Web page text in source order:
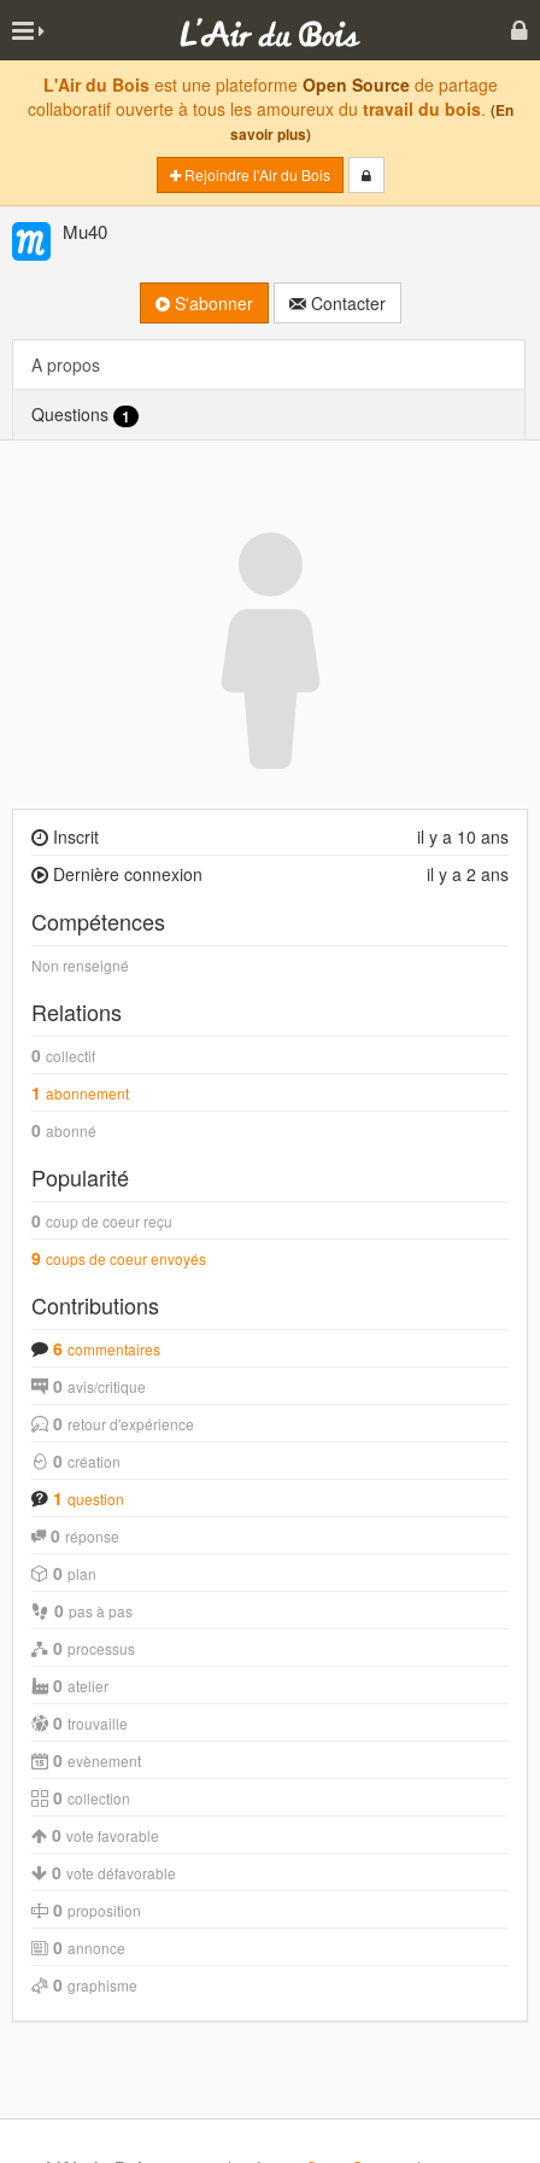
L'Air du Boisest une plateforme Open Sourcede partage
collaboratif ouverte à tous les amoureux du travail du bois. (En
savoir plus)
Rejoindre l'Air du Bois
Mu40
S'abonner Contacter
A propos
Questions 1
il y a 10 ans
Inscrit
il y a 2 ans
Dernière connexion
Compétences
Non renseigné
Relations
0 collectif
1 abonnement
0 abonné
Popularité
0 coup de coeur reçu
9 coups de coeur envoyés
Contributions
6 commentaires
0 avis/critique
0 retour d'expérience
0 création
1 question
0 réponse
0 plan
0 pas à pas
0 processus
0 atelier
0 trouvaille
0 evènement
0 collection
0 vote favorable
0 vote défavorable
0 proposition
0 annonce
0 graphisme